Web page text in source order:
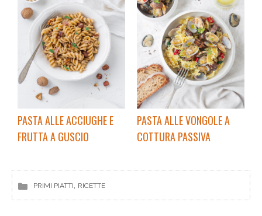
PASTA ALLE ACCIUGHE E
FRUTTA A GUSCIO
PASTA ALLE VONGOLE A
COTTURA PASSIVA
PRIMI PIATTI, RICETTE